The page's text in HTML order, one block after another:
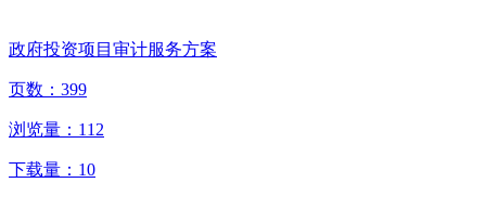
政府投资项目审计服务方案
页数： 399
浏览量： 112
下载量： 10